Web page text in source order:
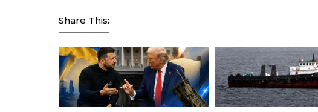
Share This: